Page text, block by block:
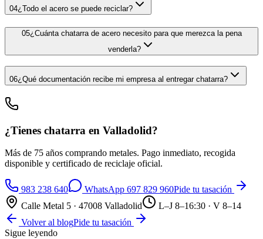
04¿Todo el acero se puede reciclar?
05¿Cuánta chatarra de acero necesito para que merezca la pena
venderla?
06¿Qué documentación recibe mi empresa al entregar chatarra?
¿Tienes chatarra en Valladolid?
Más de 75 años comprando metales. Pago inmediato, recogida
disponible y certificado de reciclaje oficial.
983 238 640 WhatsApp 697 829 960Pide tu tasación
Calle Metal 5 · 47008 Valladolid
L–J 8–16:30 · V 8–14
Volver al blogPide tu tasación
Sigue leyendo